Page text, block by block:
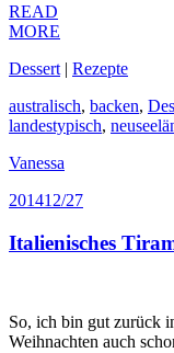
READ
MORE
Dessert | Rezepte
australisch, backen,
landestypisch,
Vanessa
201412/27
Italienisches
So, ich bin gut zurück
Weihnachten auch